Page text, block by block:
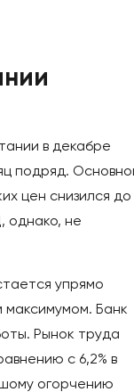
в декабре
подряд.
цен снизился до
однако, не
упрямо
максимумом. Банк
Рынок труда
с 6,2% в
огорчению